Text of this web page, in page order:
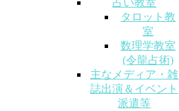
占い教室
タロット教
室
数理学教室
(令龍占術)
主なメディア・雑
誌出演＆イベント
派遣等